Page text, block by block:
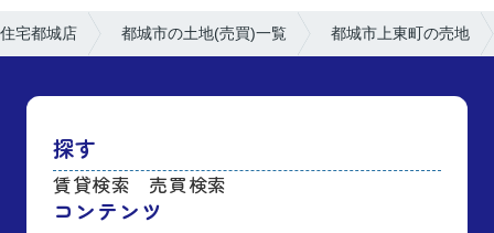
宅都城店 都城市の土地(売買)一覧 都城市上東町の売地
探す
賃貸検索 売買検索
コンテンツ